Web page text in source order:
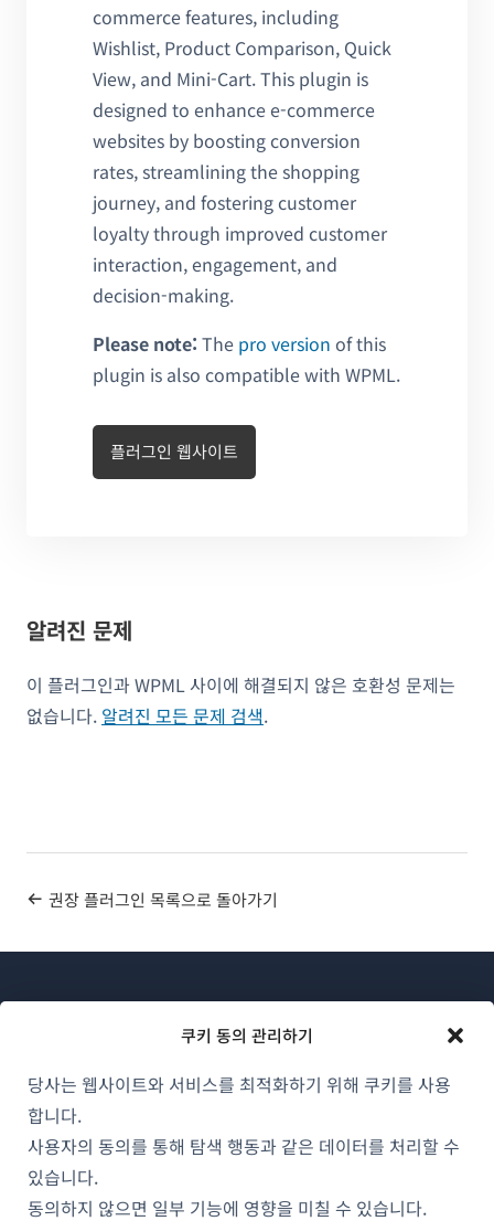
쿠키 동의 관리하기
당사는 웹사이트와 서비스를 최적화하기 위해 쿠키를 사용
합니다.
사용자의 동의를 통해 탐색 행동과 같은 데이터를 처리할 수
있습니다.
동의하지 않으면 일부 기능에 영향을 미칠 수 있습니다.
commerce features, including
Wishlist, Product Comparison, Quick
View, and Mini-Cart. This plugin is
designed to enhance e-commerce
websites by boosting conversion
rates, streamlining the shopping
journey, and fostering customer
loyalty through improved customer
interaction, engagement, and
decision-making.
Please note: The pro version of this
plugin is also compatible with WPML.
플러그인 웹사이트
알려진 문제
이 플러그인과 WPML 사이에 해결되지 않은 호환성 문제는
없습니다. 알려진 모든 문제 검색.
권장 플러그인 목록으로 돌아가기
WPML 소개
GDPR 및 개인정보 처리방침
창